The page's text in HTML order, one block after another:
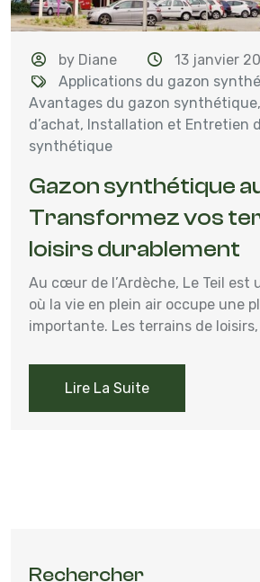
by Diane
13 janvier
Applications du gazon
Avantages du gazon synthétique,
d’achat, Installation et Entretien
synthétique
Gazon synthétique
Transformez vos
loisirs durablement
Au cœur de l’Ardèche, Le Teil est
où la vie en plein air occupe une
importante. Les terrains de loisirs,
Lire La Suite
Rechercher